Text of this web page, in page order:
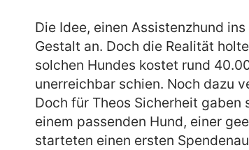
Die Idee, einen Assistenzhund
Gestalt an. Doch die Realität
solchen Hundes kostet rund
unerreichbar schien. Noch dazu
Doch für Theos Sicherheit gaben
einem passenden Hund, einer
starteten einen ersten